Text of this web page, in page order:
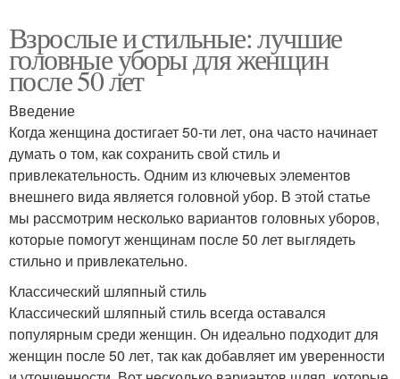
Взрослые и стильные: лучшие
головные уборы для женщин
после 50 лет
Введение
Когда женщина достигает 50-ти лет, она часто начинает
думать о том, как сохранить свой стиль и
привлекательность. Одним из ключевых элементов
внешнего вида является головной убор. В этой статье
мы рассмотрим несколько вариантов головных уборов,
которые помогут женщинам после 50 лет выглядеть
стильно и привлекательно.
Классический шляпный стиль
Классический шляпный стиль всегда оставался
популярным среди женщин. Он идеально подходит для
женщин после 50 лет, так как добавляет им уверенности